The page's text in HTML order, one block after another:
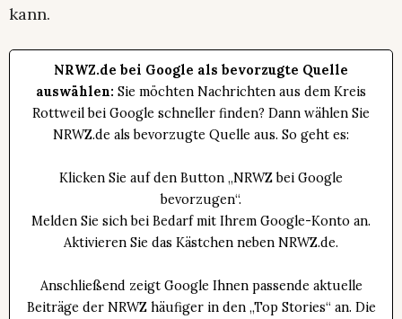
kann.
NRWZ.de bei Google als bevorzugte Quelle
auswählen: Sie möchten Nachrichten aus dem Kreis
Rottweil bei Google schneller finden? Dann wählen Sie
NRWZ.de als bevorzugte Quelle aus. So geht es:
Klicken Sie auf den Button „NRWZ bei Google
bevorzugen“.
Melden Sie sich bei Bedarf mit Ihrem Google-Konto an.
Aktivieren Sie das Kästchen neben NRWZ.de.
Anschließend zeigt Google Ihnen passende aktuelle
Beiträge der NRWZ häufiger in den „Top Stories“ an. Die